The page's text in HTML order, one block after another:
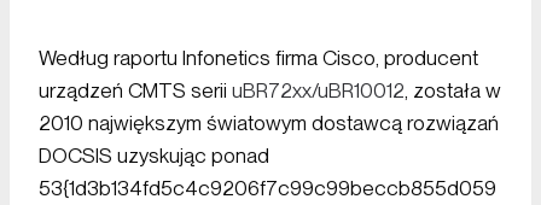
Według raportu Infonetics firma Cisco, producent
urządzeń CMTS serii uBR72xx/uBR10012 , została w
2010 największym światowym dostawcą rozwiązań
DOCSIS uzyskując ponad
53{1d3b134fd5c4c9206f7c99c99beccb855d059